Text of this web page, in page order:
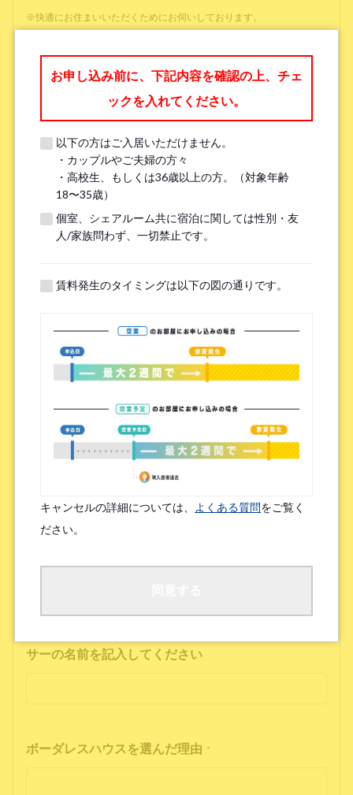
※快適にお住まいいただくためにお伺いしております。
*
勤務先名、学校名 *
※無職の方は無しとご記入ください
提携機関 ※以下の提携機関に所属されている方はお選び下さい。
ボーダレスハウスを知ったきっかけ *
検索エンジン（Google／Yahoo! など）
広告を見て（Google広告／SNS広告 など）
物件ポータルサイト
ブログやWeb記事を読んで
友人/知人からの口コミ
所属先からの紹介
SNSインフルエンサーの投稿を見た
サーの名前を記入してください
ボーダレスハウスを選んだ理由 *
お申し込み前に、下記内容を確認の上、チェ
ックを入れてください。
以下の方はご入居いただけません。
・カップルやご夫婦の方々
・高校生、もしくは36歳以上の方。（対象年齢
18〜35歳）
個室、シェアルーム共に宿泊に関しては性別・友
人/家族問わず、一切禁止です。
賃料発生のタイミングは以下の図の通りです。
キャンセルの詳細については、 よくある質問をご覧く
ださい。